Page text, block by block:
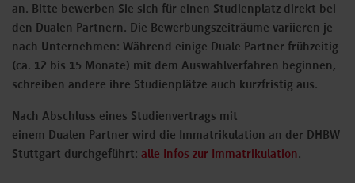
an. Bitte bewerben Sie sich für einen Studienplatz direkt bei
den Dualen Partnern. Die Bewerbungszeiträume variieren je
nach Unternehmen: Während einige Duale Partner frühzeitig
(ca. 12 bis 15 Monate) mit dem Auswahlverfahren beginnen,
schreiben andere ihre Studienplätze auch kurzfristig aus.
Nach Abschluss eines Studienvertrags mit
einem Dualen Partner wird die Immatrikulation an der DHBW
Stuttgart durchgeführt: alle Infos zur Immatrikulation.